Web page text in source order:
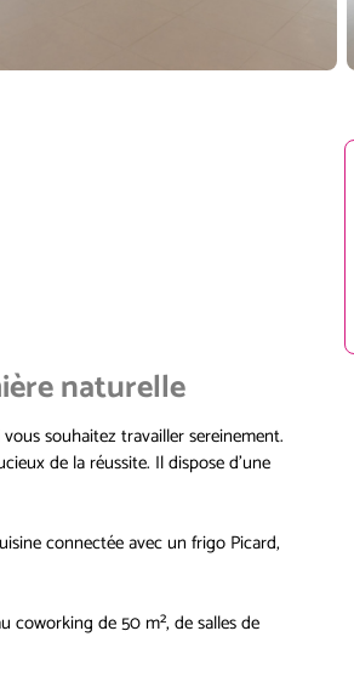
naturelle
souhaitez travailler sereinement.
de la réussite. Il dispose d'une
connectée avec un frigo Picard,
coworking de 50 m², de salles de